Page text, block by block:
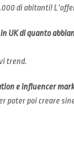
di abitanti!
UK di quanto
trend.
e influencer
poter poi creare